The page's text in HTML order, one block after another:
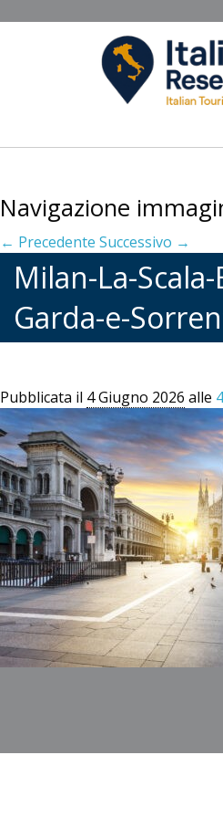
Navigazione
← Precedente Successivo →
Milan-La-
Garda-e-
Pubblicata il 4 Giugno 2026 alle